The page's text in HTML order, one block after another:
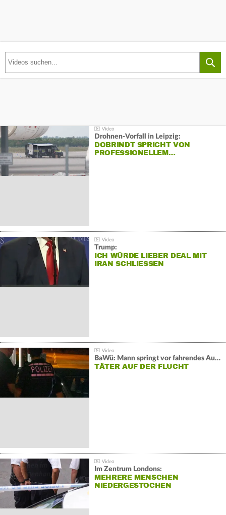
Drohnen-Vorfall in Leipzig:
DOBRINDT SPRICHT VON
PROFESSIONELLEM…
Trump:
ICH WÜRDE LIEBER DEAL MIT
IRAN SCHLIESSEN
BaWü: Mann springt vor fahrendes Auto und schießt
TÄTER AUF DER FLUCHT
Im Zentrum Londons:
MEHRERE MENSCHEN
NIEDERGESTOCHEN